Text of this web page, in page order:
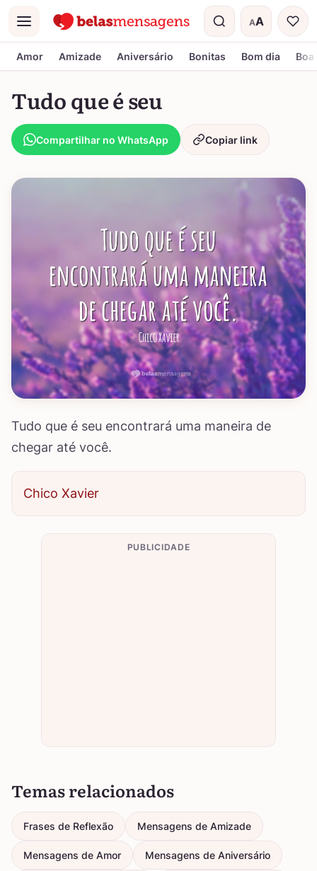
Menu AA
Tamanho do
Amor Amizade Aniversário Bonitas Bom dia
Tudo que é seu
Compartilhar no WhatsApp Copiar link
Tudo que é seu encontrará uma maneira de
chegar até você.
Chico Xavier
PUBLICIDADE
Temas relacionados
Frases de Reflexão Mensagens de Amizade
Mensagens de Amor Mensagens de Aniversário